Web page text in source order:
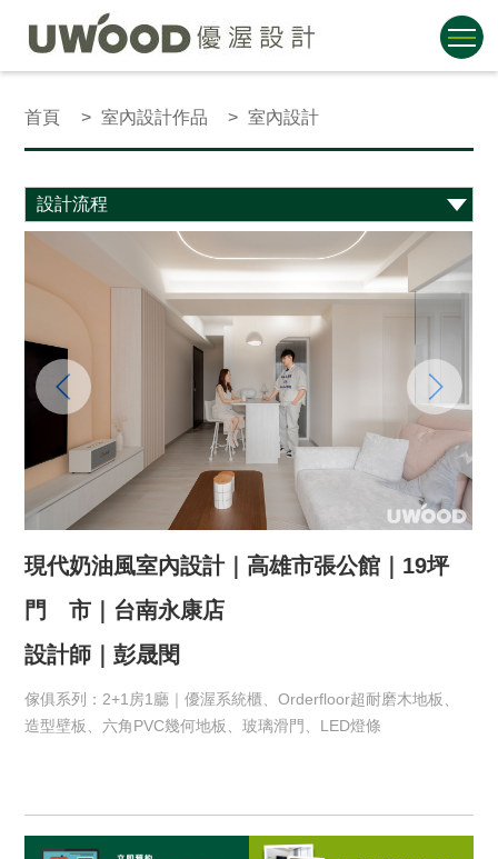
首頁 室內設計作品 室內設計
現代奶油風室內設計｜高雄市張公館｜19坪
門 市｜台南永康店
設計師｜彭晟閔
傢俱系列：2+1房1廳｜優渥系統櫃、Orderfloor超耐磨木地板、
造型壁板、六角PVC幾何地板、玻璃滑門、LED燈條